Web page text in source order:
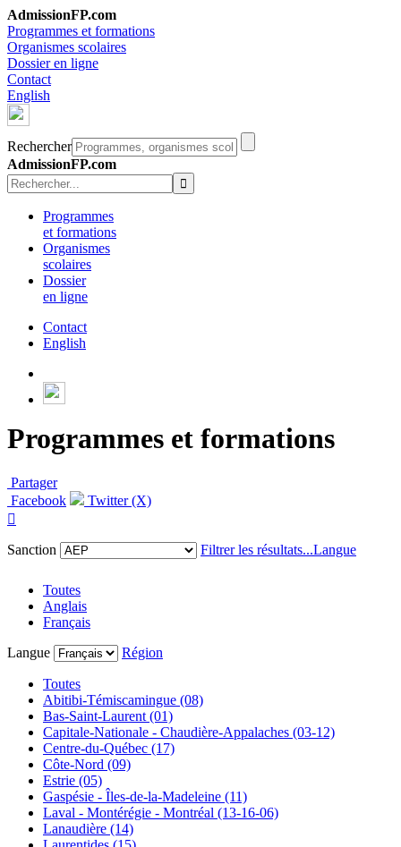
AdmissionFP.com
Programmes et formations
Organismes scolaires
Dossier en ligne
Contact
English
Rechercher
AdmissionFP.com
Programmes
et formations
Organismes
scolaires
Dossier
en ligne
Contact
English
Programmes et formations
Partager
Facebook
Twitter (X)

Sanction
Filtrer les résultats...Langue
Toutes
Anglais
Français
Langue
Région
Toutes
Abitibi-Témiscamingue (08)
Bas-Saint-Laurent (01)
Capitale-Nationale - Chaudière-Appalaches (03-12)
Centre-du-Québec (17)
Côte-Nord (09)
Estrie (05)
Gaspésie - Îles-de-la-Madeleine (11)
Laval - Montérégie - Montréal (13-16-06)
Lanaudière (14)